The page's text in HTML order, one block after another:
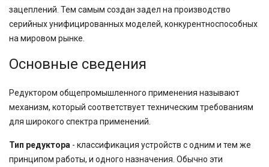
зацеплений. Тем самым создан задел на производство
серийных унифицированных моделей, конкурентноспособных
на мировом рынке.
Основные сведения
Редуктором общепромышленного применения называют
механизм, который соответствует техническим требованиям
для широкого спектра применений.
Тип редуктора - классификация устройств с одним и тем же
принципом работы, и одного назначения. Обычно эти